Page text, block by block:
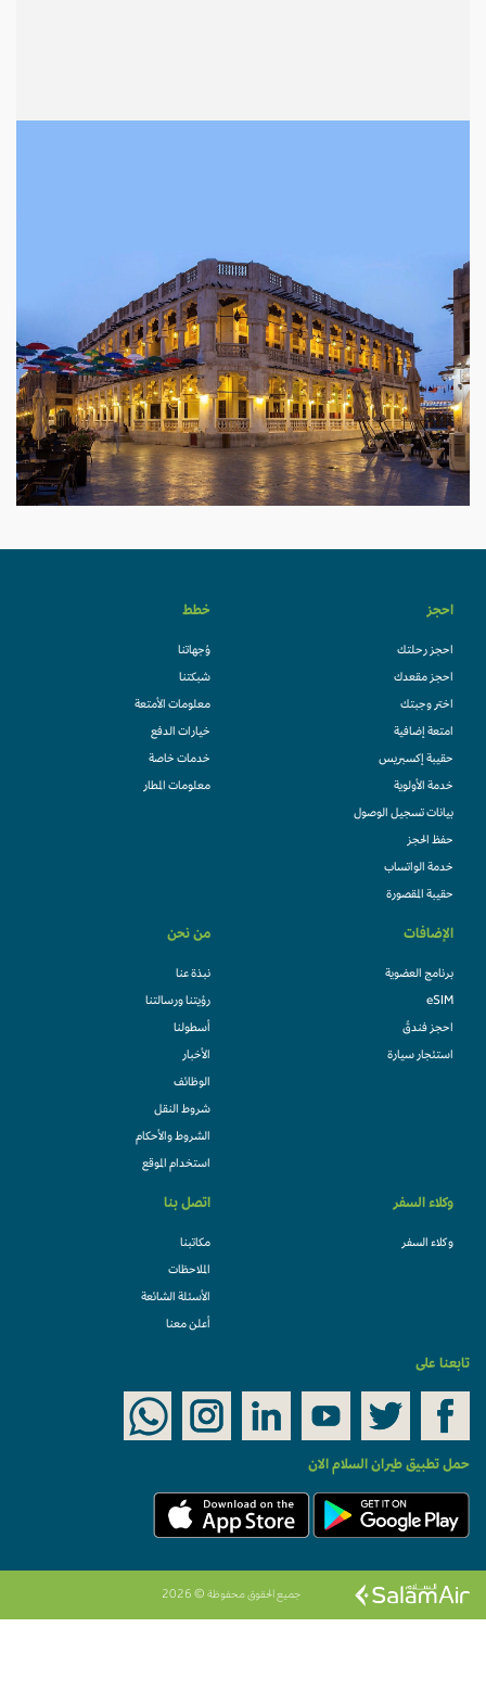
احجز
احجز رحلتك
احجز مقعدك
اختر وجبتك
امتعة إضافية
حقيبة إكسبريس
خدمة الأولوية
بيانات تسجيل الوصول
حفظ الحجز
خدمة الواتساب
حقيبة المقصورة
خطط
وُجهاتنا
شبكتنا
معلومات الأمتعة
خيارات الدفع
خدمات خاصة
معلومات المطار
الإضافات
برنامج العضوية
eSIM
احجز فندقً
استئجار سيارة
من نحن
نبذة عنا
رؤيتنا ورسالتنا
أسطولنا
الأخبار
الوظائف
شروط النقل
الشروط والأحكام
استخدام الموقع
وكلاء السفر
وكلاء السفر
اتصل بنا
مكاتبنا
الملاحظات
الأسئلة الشائعة
أعلن معنا
تابعنا على
حمل تطبيق طيران السلام الان
جميع الحقوق محفوظة © 2026